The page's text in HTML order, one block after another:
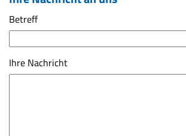
Betreff
Ihre Nachricht